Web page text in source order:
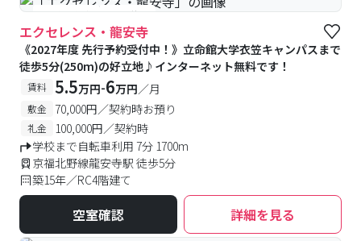
#予約受付中 #空室待ち
エクセレンス・龍安寺
《2027年度 先行予約受付中！》立命館大学衣笠キャンパスまで
徒歩5分(250m)の好立地♪インターネット無料です！
賃料 5.5万円-6万円／月
敷金 70,000円／契約時お預り
礼金
100,000円／契約時
学校まで自転車利用 7分 1700m
京福北野線龍安寺駅 徒歩5分
築15年／RC4階建て
空室確認 詳細を見る